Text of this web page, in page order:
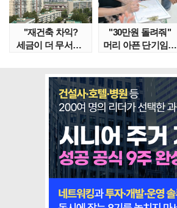
"재건축 차익?
세금이 더 무서워"
"30만원 돌려줘"
머리 아픈 단기임대